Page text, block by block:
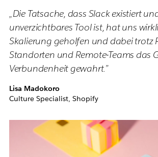
„Die Tatsache, dass Slack existiert
unverzichtbares Tool ist, hat uns
Skalierung geholfen und dabei trotz
Standorten und Remote-Teams das
Verbundenheit gewahrt.”
Lisa Madokoro
Culture Specialist, Shopify